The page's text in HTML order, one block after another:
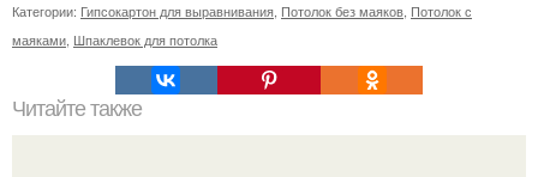
Категории: Гипсокартон для выравнивания Потолок без маяков Потолок с
маяками Шпаклевок для потолка
Читайте также